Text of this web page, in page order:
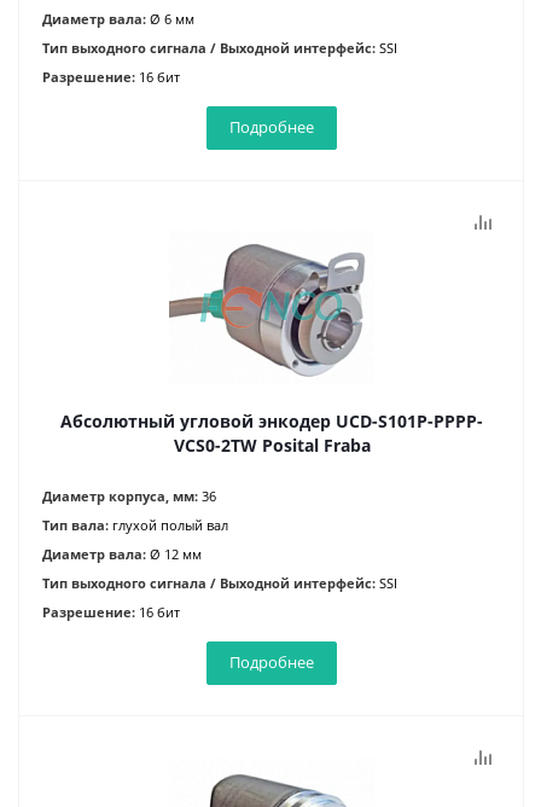
Диаметр вала: Ø 6 мм
Тип выходного сигнала / Выходной интерфейс: SSI
Разрешение: 16 бит
Подробнее
Абсолютный угловой энкодер UCD-S101P-PPPP-
VCS0-2TW Posital Fraba
Диаметр корпуса, мм: 36
Тип вала: глухой полый вал
Диаметр вала: Ø 12 мм
Тип выходного сигнала / Выходной интерфейс: SSI
Разрешение: 16 бит
Подробнее